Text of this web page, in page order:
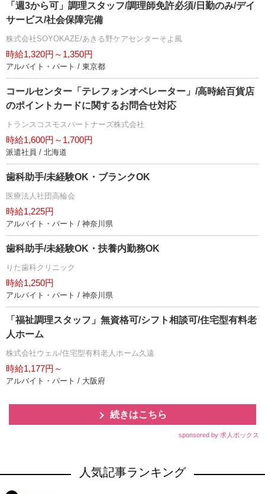
「週3から可」調理スタッフ/調理師免許必須/日勤のみ/デイ
サービス/社会保障完備
株式会社SOYOKAZE/あきる野ケアセンターそよ風
時給1,320円～1,350円
アルバイト・パート / 東京都
コールセンター「テレフォンオペレーター」/高時給百貨店
のポイントカードに関するお問合せ対応
トランスコスモスパートナーズ株式会社
時給1,600円～1,700円
派遣社員 / 北海道
歯科助手/未経験OK・ブランクOK
医療法人社団高輪会
時給1,225円
アルバイト・パート / 神奈川県
歯科助手/未経験OK・扶養内勤務OK
りた歯科クリニック
時給1,250円
アルバイト・パート / 神奈川県
「福祉調理スタッフ」無資格可/シフト相談可/住宅型有料老
人ホーム
株式会社ウェル/住宅型有料老人ホーム久遠
時給1,177円～
アルバイト・パート / 大阪府
続きはこちら
sponsored by 求人ボックス
人気記事ランキング